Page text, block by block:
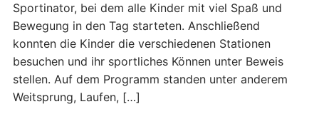
Sportinator, bei dem alle Kinder mit viel Spaß und
Bewegung in den Tag starteten. Anschließend
konnten die Kinder die verschiedenen Stationen
besuchen und ihr sportliches Können unter Beweis
stellen. Auf dem Programm standen unter anderem
Weitsprung, Laufen, […]